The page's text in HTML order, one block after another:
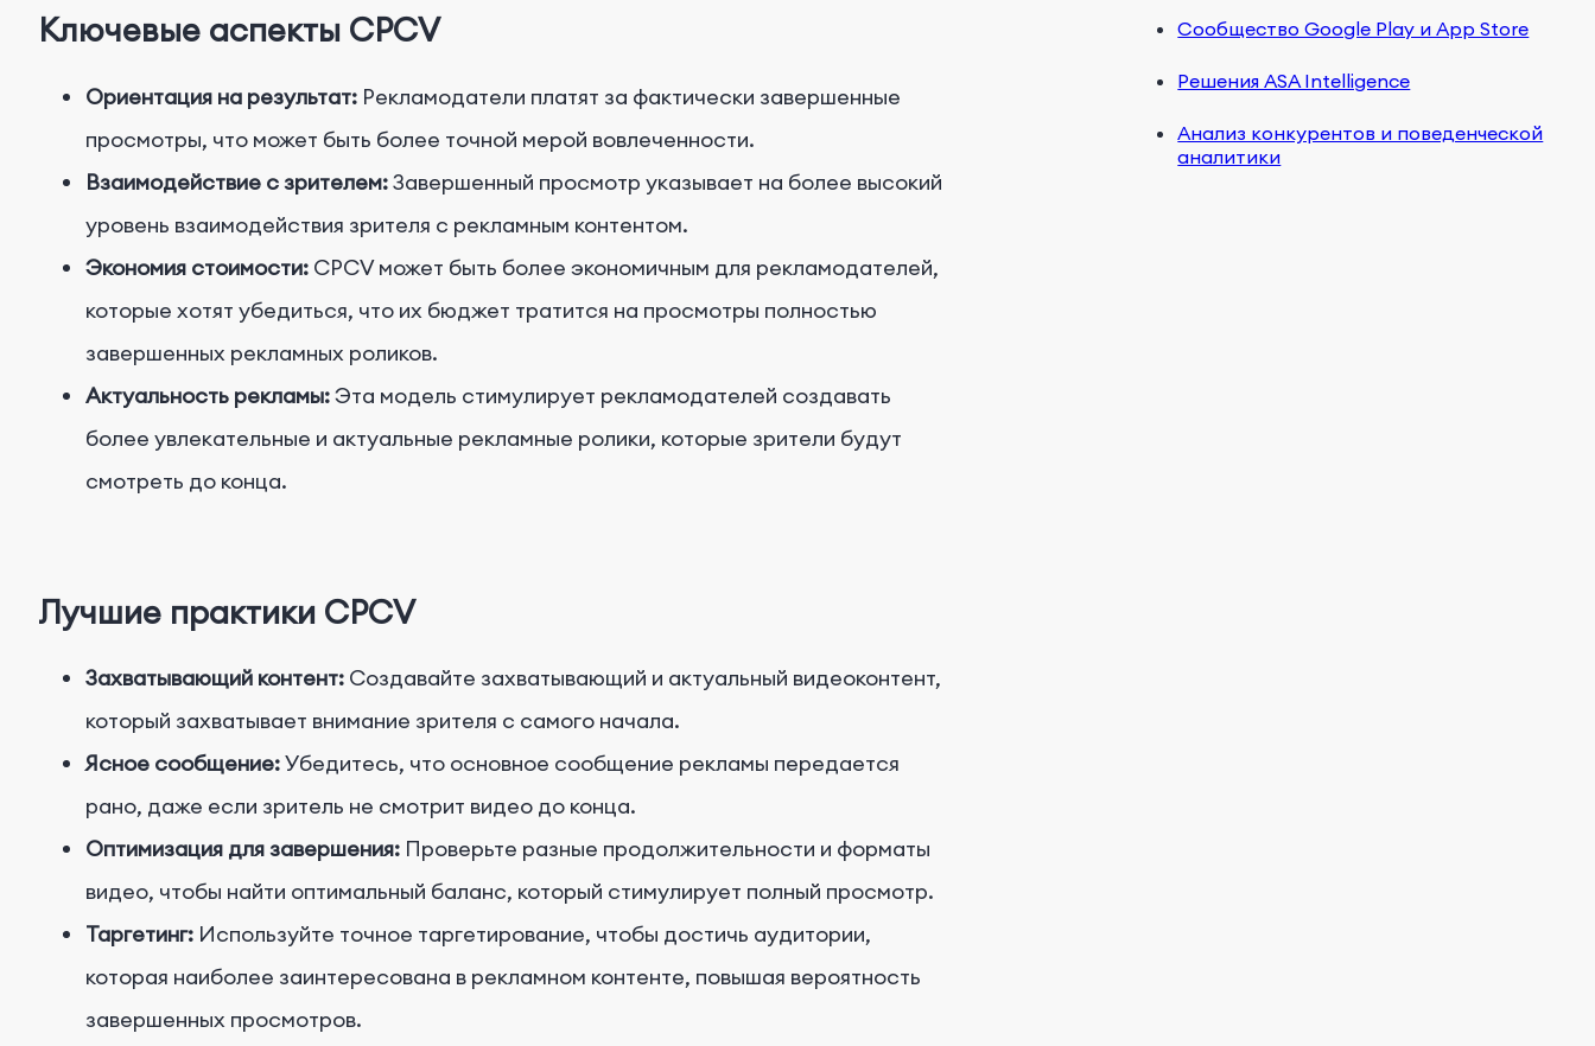
Ключевые аспекты CPCV
Ориентация на результат: Рекламодатели платят за фактически завершенные
просмотры, что может быть более точной мерой вовлеченности.
Взаимодействие с зрителем:Завершенный просмотр указывает на более высокий
уровень взаимодействия зрителя с рекламным контентом.
Экономия стоимости: CPCV может быть более экономичным для рекламодателей,
которые хотят убедиться, что их бюджет тратится на просмотры полностью
завершенных рекламных роликов.
Актуальность рекламы:Эта модель стимулирует рекламодателей создавать
более увлекательные и актуальные рекламные ролики, которые зрители будут
смотреть до конца.
Лучшие практики CPCV
Захватывающий контент: Создавайте захватывающий и актуальный видеоконтент,
который захватывает внимание зрителя с самого начала.
Ясное сообщение:Убедитесь, что основное сообщение рекламы передается
рано, даже если зритель не смотрит видео до конца.
Оптимизация для завершения: Проверьте разные продолжительности и форматы
видео, чтобы найти оптимальный баланс, который стимулирует полный просмотр.
Таргетинг: Используйте точное таргетирование, чтобы достичь аудитории,
которая наиболее заинтересована в рекламном контенте, повышая вероятность
завершенных просмотров.
Сообщество Google Play и App Store
Решения ASA Intelligence
Анализ конкурентов и поведенческой
аналитики